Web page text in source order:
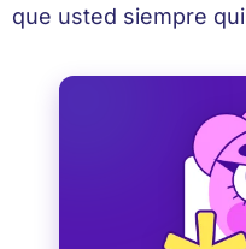
que usted siempre